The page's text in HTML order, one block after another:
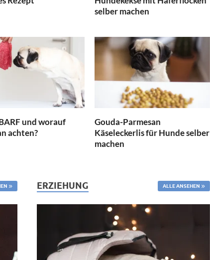
selber machen
und worauf
achten?
Gouda-Parmesan
Käseleckerlis für Hunde selber
machen
ERZIEHUNG ALLE ANSEHEN